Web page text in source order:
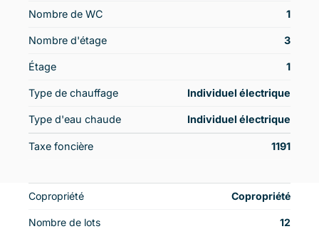
Nombre de WC 1
Nombre d'étage 3
Étage 1
Type de chauffage Individuel électrique
Type d'eau chaude Individuel électrique
Taxe foncière 1191
Copropriété Copropriété
Nombre de lots 12